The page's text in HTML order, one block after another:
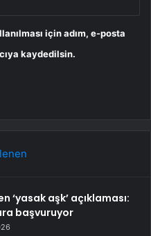
için adım, e-posta
kaydedilsin.
‘yasak aşk’ açıklaması:
başvuruyor